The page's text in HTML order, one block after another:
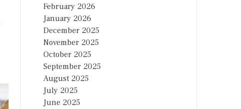
February 2026
January 2026
December 2025
November 2025
October 2025
September 2025
August 2025
July 2025
June 2025